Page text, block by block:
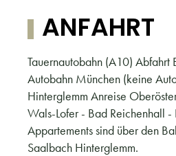
ANFAHRT
Tauernautobahn (A10)
Autobahn München (keine
Hinterglemm Anreise
Wals-Lofer - Bad Reichenhall
Appartements sind über den
Saalbach Hinterglemm.